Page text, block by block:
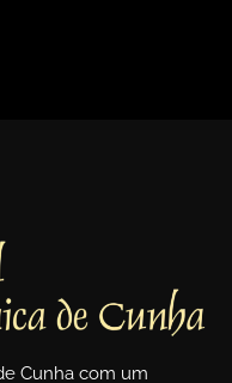
Cunha com um